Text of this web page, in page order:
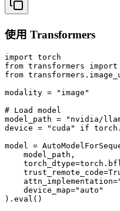
使用 Transformers
import torch
from transformers import
from
modality = "image"
# Load model
model_path = "nvidia/
device = "cuda" if
model =
    model_path,
    device_map="auto"
).eval()